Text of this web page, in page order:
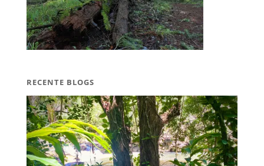
RECENTE BLOGS